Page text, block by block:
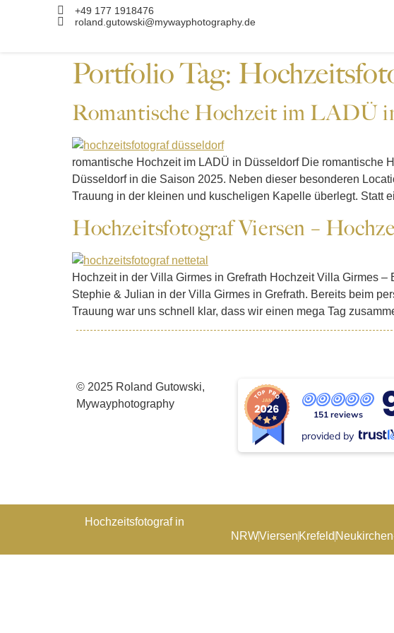
+49 177 1918476
roland.gutowski@mywayphotography.de
Portfolio Tag:
Romantische Hochzeit im LADÜ
romantische Hochzeit im LADÜ in Düsseldorf Die romantische
Düsseldorf in die Saison 2025. Neben dieser besonderen
Trauung in der kleinen und kuscheligen Kapelle überlegt. Statt
Hochzeitsfotograf Viersen –
Hochzeit in der Villa Girmes in Grefrath Hochzeit Villa Girmes
Stephie & Julian in der Villa Girmes in Grefrath. Bereits beim
Trauung war uns schnell klar, dass wir einen mega Tag
© 2025 Roland Gutowski,
Mywayphotography
151 reviews
provided by
Hochzeitsfotograf in
NRWViersen Krefeld